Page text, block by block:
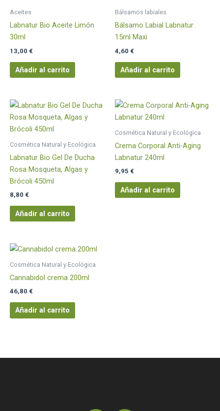
Aceites
Labnatur Bio Aceite Limón
30ml
13,00 €
Añadir al carrito
Bálsamos labiales
Bálsamo Labial Labnatur
15ml Maxi
4,60 €
Añadir al carrito
Cosmética Natural y Ecológica
Labnatur Bio Gel De Ducha
Rosa Mosqueta, Algas y
Brócoli 450ml
8,80 €
Añadir al carrito
Cosmética Natural y Ecológica
Crema Corporal Anti-Aging
Labnatur 240ml
9,95 €
Añadir al carrito
Cosmética Natural y Ecológica
Cannabidol crema 200ml
46,80 €
Añadir al carrito